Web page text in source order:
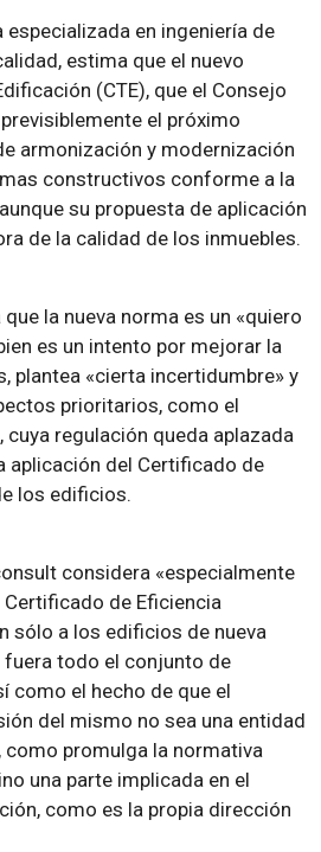
especializada en ingeniería de
estima que el nuevo
(CTE), que el Consejo
el próximo
armonización y modernización
constructivos conforme a la
su propuesta de aplicación
de la calidad de los inmuebles.
la nueva norma es un «quiero
es un intento por mejorar la
plantea «cierta incertidumbre» y
prioritarios, como el
regulación queda aplazada
aplicación del Certificado de
los edificios.
considera «especialmente
de Eficiencia
sólo a los edificios de nueva
todo el conjunto de
como el hecho de que el
del mismo no sea una entidad
como promulga la normativa
una parte implicada en el
como es la propia dirección